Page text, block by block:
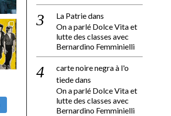
La Patriedans
On a parlé Dolce Vita et
lutte des classes avec
Bernardino Femminielli
carte noire negra à l'o
tiededans
On a parlé Dolce Vita et
lutte des classes avec
Bernardino Femminielli